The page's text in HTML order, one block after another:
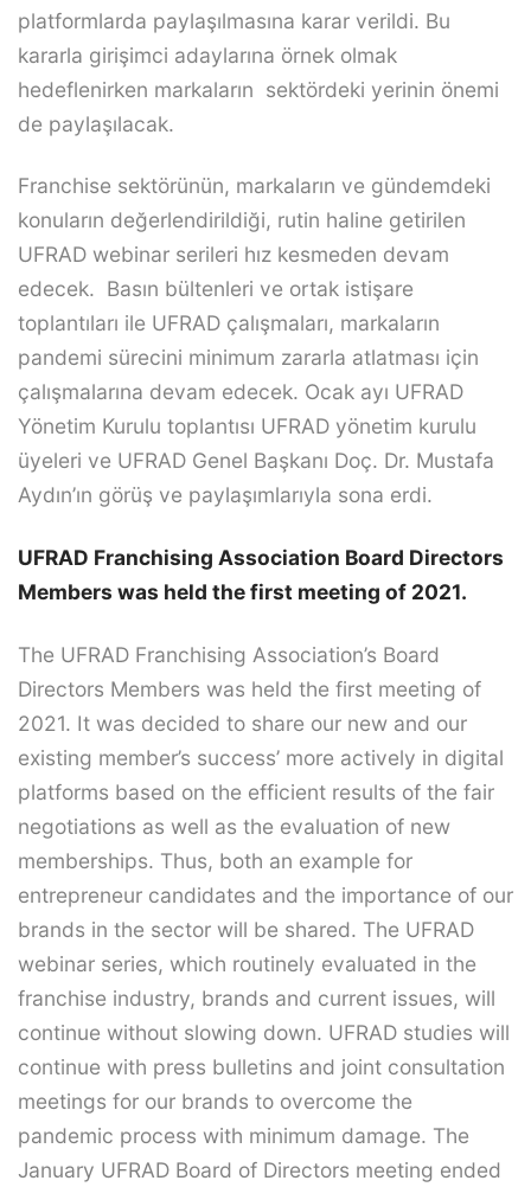
platformlarda paylaşılmasına karar verildi. Bu
kararla girişimci adaylarına örnek olmak
hedeflenirken markaların sektördeki yerinin önemi
de paylaşılacak.
Franchise sektörünün, markaların ve gündemdeki
konuların değerlendirildiği, rutin haline getirilen
UFRAD webinar serileri hız kesmeden devam
edecek. Basın bültenleri ve ortak istişare
toplantıları ile UFRAD çalışmaları, markaların
pandemi sürecini minimum zararla atlatması için
çalışmalarına devam edecek. Ocak ayı UFRAD
Yönetim Kurulu toplantısı UFRAD yönetim kurulu
üyeleri ve UFRAD Genel Başkanı Doç. Dr. Mustafa
Aydın’ın görüş ve paylaşımlarıyla sona erdi.
UFRAD Franchising Association Board Directors
Members was held the first meeting of 2021.
The UFRAD Franchising Association’s Board
Directors Members was held the first meeting of
2021. It was decided to share our new and our
existing member’s success’ more actively in digital
platforms based on the efficient results of the fair
negotiations as well as the evaluation of new
memberships. Thus, both an example for
entrepreneur candidates and the importance of our
brands in the sector will be shared. The UFRAD
webinar series, which routinely evaluated in the
franchise industry, brands and current issues, will
continue without slowing down. UFRAD studies will
continue with press bulletins and joint consultation
meetings for our brands to overcome the
pandemic process with minimum damage. The
January UFRAD Board of Directors meeting ended